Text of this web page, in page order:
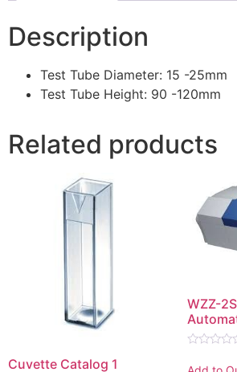
Description
Test Tube Diameter: 15 -25mm
Test Tube Height: 90 -120mm
Related products
Cuvette Catalog 1
WZZ-
0